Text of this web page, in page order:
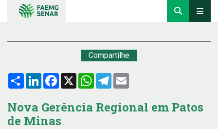
Compartilhe
Compartilhar
LinkedInFacebook
X WhatsApp
Telegram
Nova Gerência Regional em Patos
de Minas